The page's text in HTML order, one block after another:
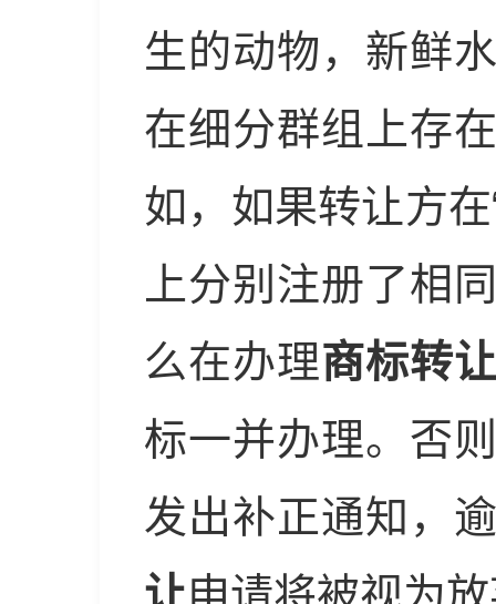
生的动物，新鲜
在细分群组上存
如，如果转让方在
上分别注册了相
么在办理商标转
标一并办理。否
发出补正通知，